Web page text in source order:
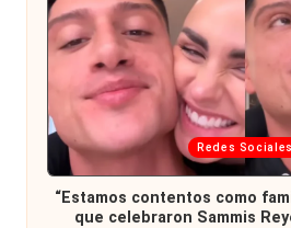
Publicada
en
Redes Sociales
“Estamos contentos como
que celebraron Sammis